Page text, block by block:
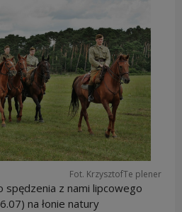
Fot. KrzysztofTe plener
spędzenia z nami lipcowego
na łonie natury